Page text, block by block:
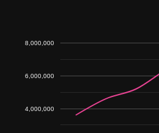
4,000,000
6,000,000
8,000,000